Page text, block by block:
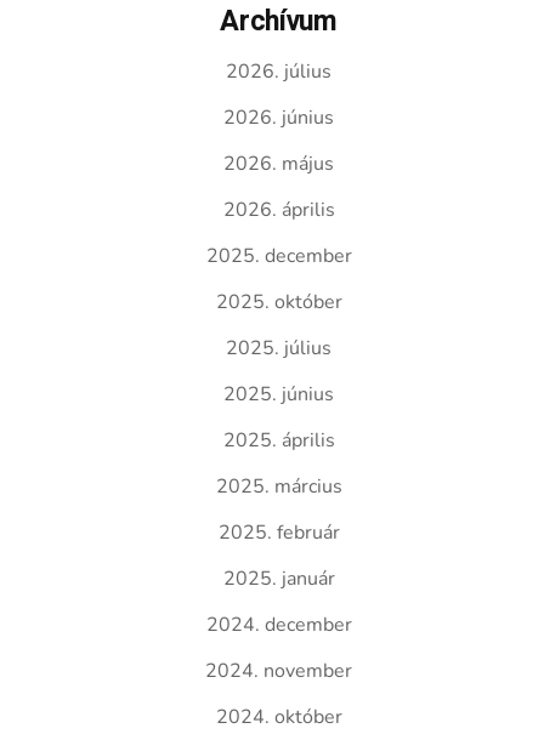
Archívum
2026. július
2026. június
2026. május
2026. április
2025. december
2025. október
2025. július
2025. június
2025. április
2025. március
2025. február
2025. január
2024. december
2024. november
2024. október